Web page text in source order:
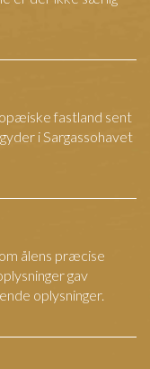
fastland sent
i Sargassohavet
ålens præcise
gav
oplysninger.